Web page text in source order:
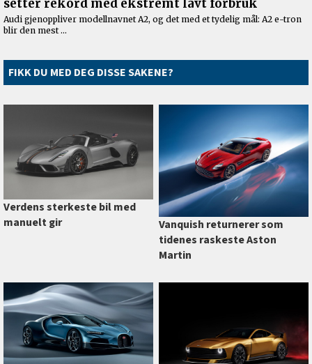
FIKK DU MED DEG DISSE SAKENE?
Verdens sterkeste bil med
manuelt gir
Vanquish returnerer som
tidenes raskeste Aston
Martin